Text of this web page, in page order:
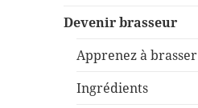
Devenir brasseur
Apprenez à brasser
Ingrédients